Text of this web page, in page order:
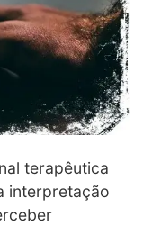
terapêutica
interpretação